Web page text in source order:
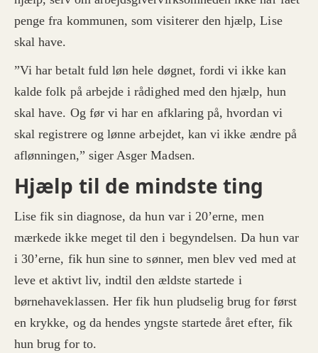
penge fra kommunen, som visiterer den hjælp, Lise
skal have.
”Vi har betalt fuld løn hele døgnet, fordi vi ikke kan
kalde folk på arbejde i rådighed med den hjælp, hun
skal have. Og før vi har en afklaring på, hvordan vi
skal registrere og lønne arbejdet, kan vi ikke ændre på
aflønningen,” siger Asger Madsen.
Hjælp til de mindste ting
Lise fik sin diagnose, da hun var i 20’erne, men
mærkede ikke meget til den i begyndelsen. Da hun var
i 30’erne, fik hun sine to sønner, men blev ved med at
leve et aktivt liv, indtil den ældste startede i
børnehaveklassen. Her fik hun pludselig brug for først
en krykke, og da hendes yngste startede året efter, fik
hun brug for to.